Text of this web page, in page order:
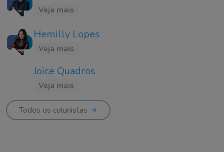
Veja mais
Hemilly Lopes
Veja mais
Joice Quadros
Veja mais
Todos os colunistas